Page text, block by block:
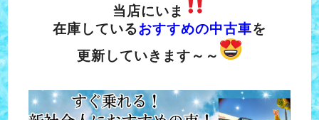
当店にいま
在庫しているおすすめの中古車を
更新していきます～～